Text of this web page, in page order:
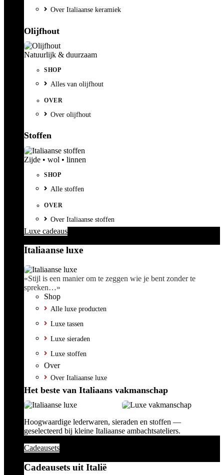
Over Italiaanse keramiek
Olijfhout
Natuurlijk & duurzaam
SHOP
Alles van olijfhout
OVER
Over olijfhout
Stoffen
Zijde • wol • linnen
SHOP
Alle stoffen
OVER
Over Italiaanse stoffen
Luxe cadeaus
Italiaanse luxe
«Stijl is een manier om te zeggen wie je bent zonder te
spreken…»
Shop
Alle luxe producten
Luxe tassen
Luxe sieraden
Luxe stoffen
Over
Over Italiaanse luxe
Het beste van Italiaans vakmanschap
Hoogwaardige lederwaren, sieraden en stoffen —
geselecteerd bij kleine Italiaanse ambachtsateliers.
Cadeausets
Cadeausets uit Italië